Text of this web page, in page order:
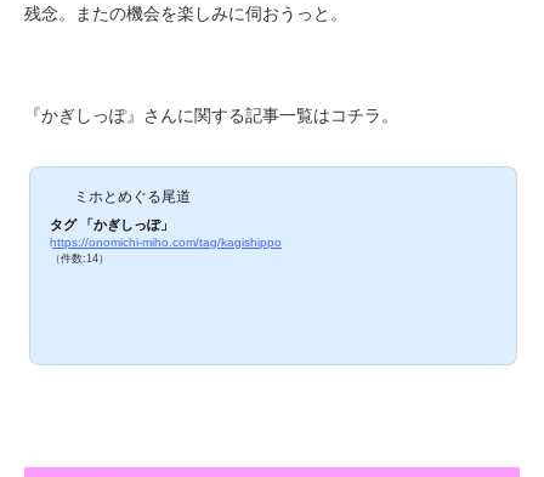
残念。またの機会を楽しみに伺おうっと。
『かぎしっぽ』さんに関する記事一覧はコチラ。
ミホとめぐる尾道
タグ 「かぎしっぽ」
https://onomichi-miho.com/tag/kagishippo
（件数:14）